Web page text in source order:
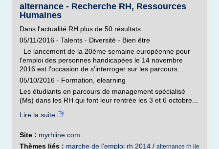
alternance - Recherche RH, Ressources
Humaines
Dans l'actualité RH plus de 50 résultats
05/11/2016 - Talents - Diversité - Bien être
Le lancement de la 20ème semaine européenne pour
l'emploi des personnes handicapées le 14 novembre
2016 est l'occasion de s'interroger sur les parcours...
05/10/2016 - Formation, elearning
Les étudiants en parcours de management spécialisé
(Ms) dans les RH qui font leur rentrée les 3 et 6 octobre...
Lire la suite
Site : myrhline.com
Thèmes liés : marche de l'emploi rh 2014 / alternance rh ile